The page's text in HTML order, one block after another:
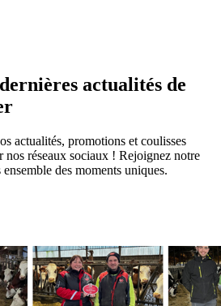
actualités de
actualités, promotions et coulisses
nos réseaux sociaux ! Rejoignez notre
des moments uniques.